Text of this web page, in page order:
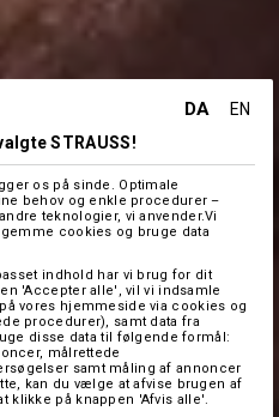
DA
EN
STRAUSS!
os på sinde. Optimale
behov og enkle procedurer –
teknologier, vi anvender.Vi
cookies og bruge data
indhold har vi brug for dit
'Accepter alle', vil vi indsamle
vores hjemmeside via cookies og
procedurer), samt data fra
disse data til følgende formål:
målrettede
samt måling af annoncer
kan du vælge at afvise brugen af
klikke på knappen 'Afvis alle'.